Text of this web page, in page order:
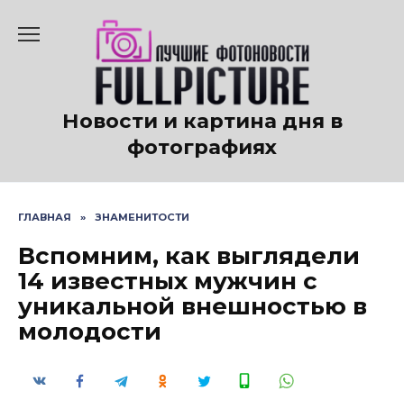
содержанию
Новости и картина дня в
фотографиях
ГЛАВНАЯ » ЗНАМЕНИТОСТИ
Вспомним, как выглядели
14 известных мужчин с
уникальной внешностью в
молодости